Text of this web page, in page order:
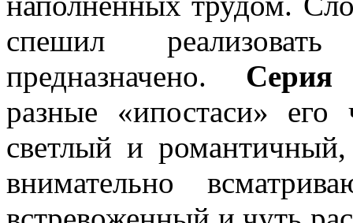
спешил
предназначено. Серия
разные «ипостаси»
светлый и
внимательно